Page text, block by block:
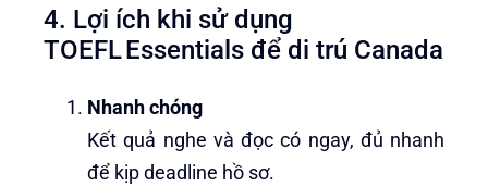
4. Lợi ích khi sử dụng
TOEFL Essentials để di trú Canada
Nhanh chóng
Kết quả nghe và đọc có ngay, đủ nhanh
để kịp deadline hồ sơ.